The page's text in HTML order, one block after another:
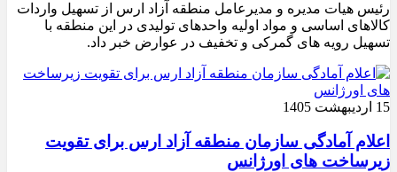
رئیس هیات مدیره و مدیرعامل منطقه آزاد ارس از تسهیل واردات
کالاهای اساسی و مواد اولیه واحدهای تولیدی در این منطقه با
تسهیل رویه های گمرکی و تخفیف در عوارض خبر داد.
15 اردیبهشت 1405
اعلام آمادگی سازمان منطقه آزاد ارس برای تقویت
زیرساخت‌ های اورژانس